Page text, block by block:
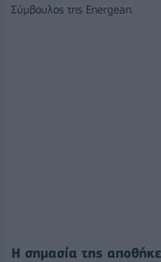
Σύμβουλος της Energean.
H σημασία της